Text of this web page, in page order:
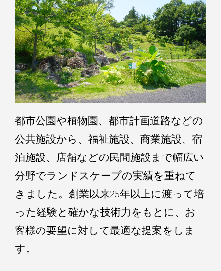
都市公園や植物園、都市計画道路などの
公共施設から、福祉施設、商業施設、宿
泊施設、店舗などの民間施設まで幅広い
分野でランドスケープの実績を重ねて
きました。創業以来25年以上に渡って培
った経験と確かな技術力をもとに、お
客様の要望に対して最適な提案をしま
す。